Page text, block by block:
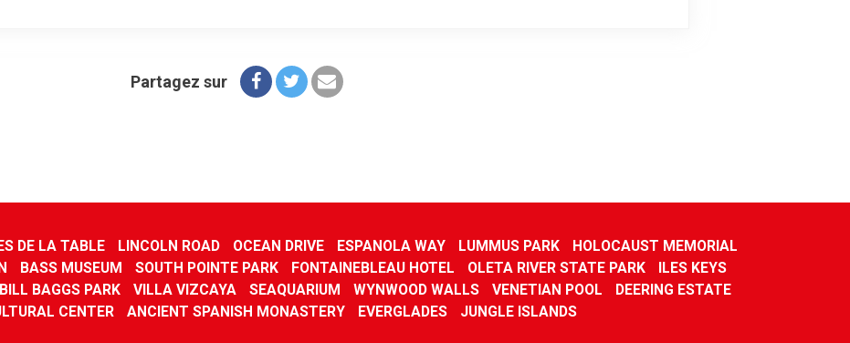
Partagez sur
DE LA TABLE LINCOLN ROAD OCEAN DRIVE ESPANOLA WAY LUMMUS PARK
HOLOCAUST MEMORIAL
BASS MUSEUM SOUTH POINTE PARK FONTAINEBLEAU HOTEL OLETA RIVER STATE PARK
ILES KEYS
BILL BAGGS PARK VILLA VIZCAYA SEAQUARIUM WYNWOOD WALLS VENETIAN POOL
DEERING ESTATE
CENTER
ANCIENT SPANISH MONASTERY EVERGLADES JUNGLE ISLANDS